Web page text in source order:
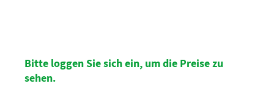
Bitte loggen Sie sich ein, um die Preise zu
sehen.